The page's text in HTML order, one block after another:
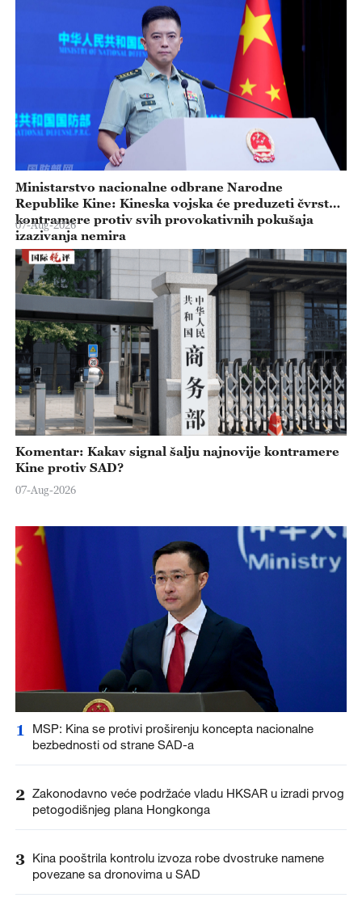
Ministarstvo nacionalne odbrane Narodne
Republike Kine: Kineska vojska će preduzeti čvrste
kontramere protiv svih provokativnih pokušaja
izazivanja nemira
07-Aug-2026
Komentar: Kakav signal šalju najnovije kontramere
Kine protiv SAD?
07-Aug-2026
1
MSP: Kina se protivi proširenju koncepta nacionalne
bezbednosti od strane SAD-a
2 Zakonodavno veće podržaće vladu HKSAR u izradi prvog
petogodišnjeg plana Hongkonga
3 Kina pooštrila kontrolu izvoza robe dvostruke namene
povezane sa dronovima u SAD